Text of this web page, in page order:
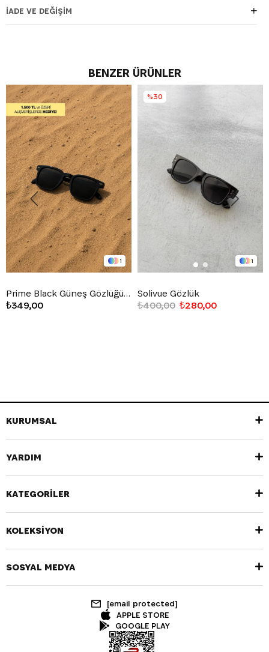
İADE VE DEĞIŞIM
BENZER ÜRÜNLER
1
Prime Black Güneş Gözlüğü Siyah
₺349,00
1
Solivue Gözlük
₺280,00
₺400,00
%30
KURUMSAL
YARDIM
KATEGORİLER
KOLEKSİYON
SOSYAL MEDYA
[email protected]
APPLE STORE
GOOGLE PLAY